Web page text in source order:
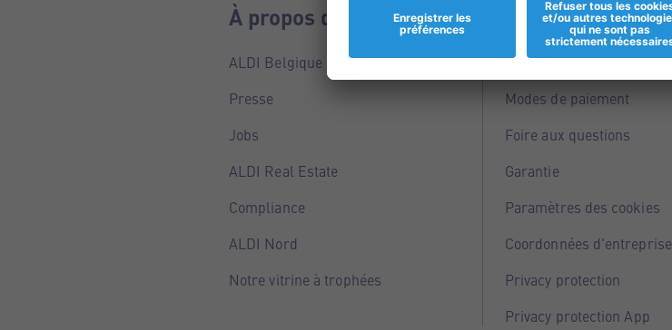
À propos de nous
ALDI Belgique
Presse
Jobs
ALDI Real Estate
Compliance
ALDI Nord
Notre vitrine à trophées
Informations
Magasins
Modes de paiement
Foire aux questions
Garantie
Paramètres des cookies
Coordonnées d'entreprise
Privacy protection
Privacy protection App